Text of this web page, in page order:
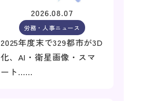
2026.08.07
労務・人事ニュース
2025年度末で329都市が3D
化、AI・衛星画像・スマ
ート……